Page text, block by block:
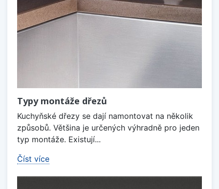
Typy montáže dřezů
Kuchyňské dřezy se dají namontovat na několik
způsobů. Většina je určených výhradně pro jeden
typ montáže. Existují...
Číst více